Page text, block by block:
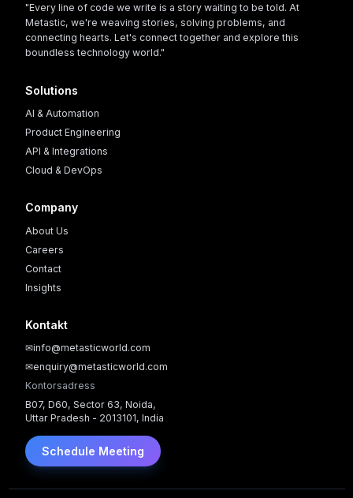
"Every line of code we write is a story waiting to be told. At
Metastic, we're weaving stories, solving problems, and
connecting hearts. Let's connect together and explore this
boundless technology world."
Solutions
AI & Automation
Product Engineering
API & Integrations
Cloud & DevOps
Company
About Us
Careers
Contact
Insights
Kontakt
✉info@metasticworld.com
✉enquiry@metasticworld.com
Kontorsadress
B07, D60, Sector 63, Noida,
Uttar Pradesh - 2013101, India
Schedule Meeting